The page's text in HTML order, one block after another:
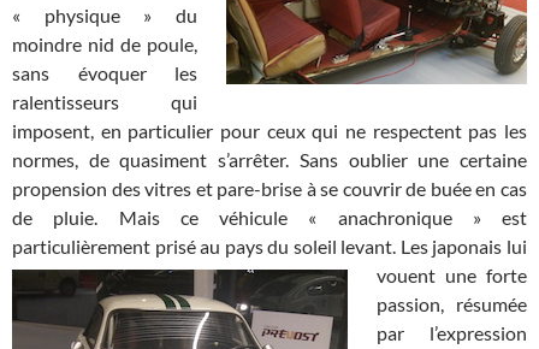
« physique » du
moindre nid de poule,
sans évoquer les
ralentisseurs qui
imposent, en particulier pour ceux qui ne respectent pas les
normes, de quasiment s’arrêter. Sans oublier une certaine
propension des vitres et pare-brise à se couvrir de buée en cas
de pluie. Mais ce véhicule « anachronique » est
particulièrement prisé au pays du soleil levant. Les japonais lui
vouent une forte
passion, résumée
par l’expression